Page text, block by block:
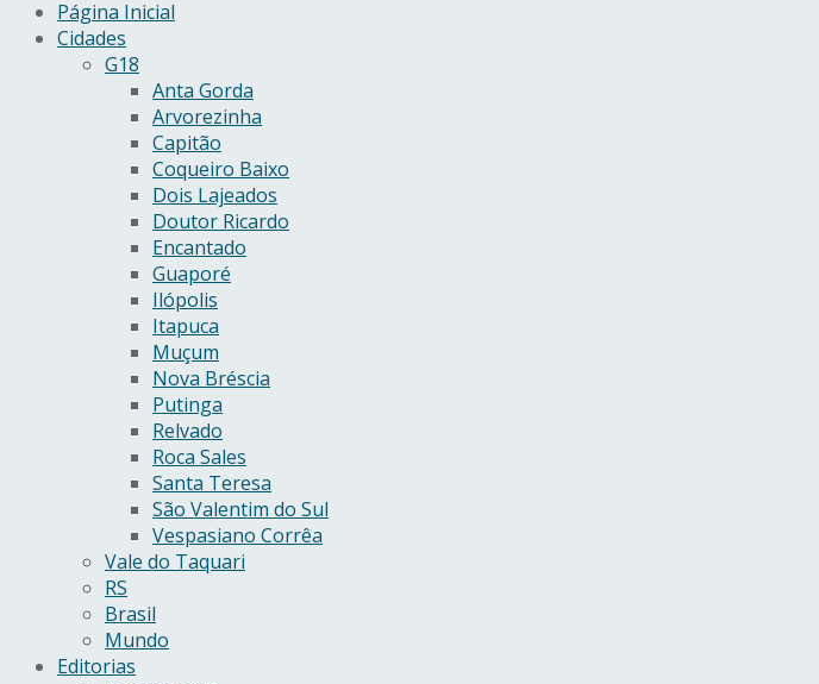
Página Inicial
Cidades
G18
Anta Gorda
Arvorezinha
Capitão
Coqueiro Baixo
Dois Lajeados
Doutor Ricardo
Encantado
Guaporé
Ilópolis
Itapuca
Muçum
Nova Bréscia
Putinga
Relvado
Roca Sales
Santa Teresa
São Valentim do Sul
Vespasiano Corrêa
Vale do Taquari
RS
Brasil
Mundo
Editorias